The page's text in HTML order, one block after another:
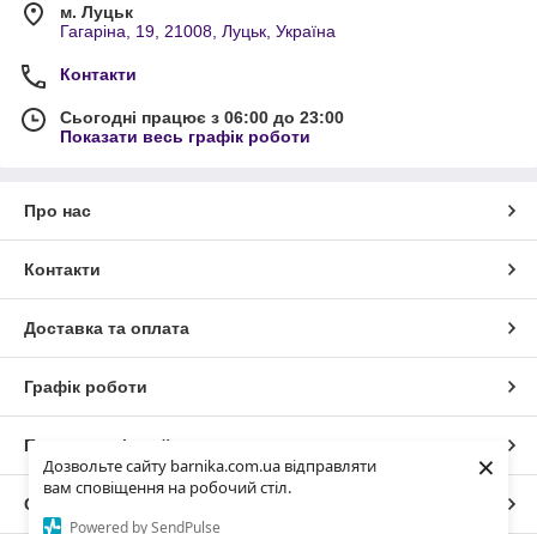
Дозвольте сайту barnika.com.ua відправляти
вам сповіщення на робочий стіл.
Powered by SendPulse
×
м. Луцьк
Гагаріна, 19, 21008, Луцьк, Україна
Контакти
Сьогодні працює з 06:00 до 23:00
Показати весь графік роботи
Про нас
Контакти
Доставка та оплата
Графік роботи
Повна версія сайту
Сайт створено на маркетплейсі